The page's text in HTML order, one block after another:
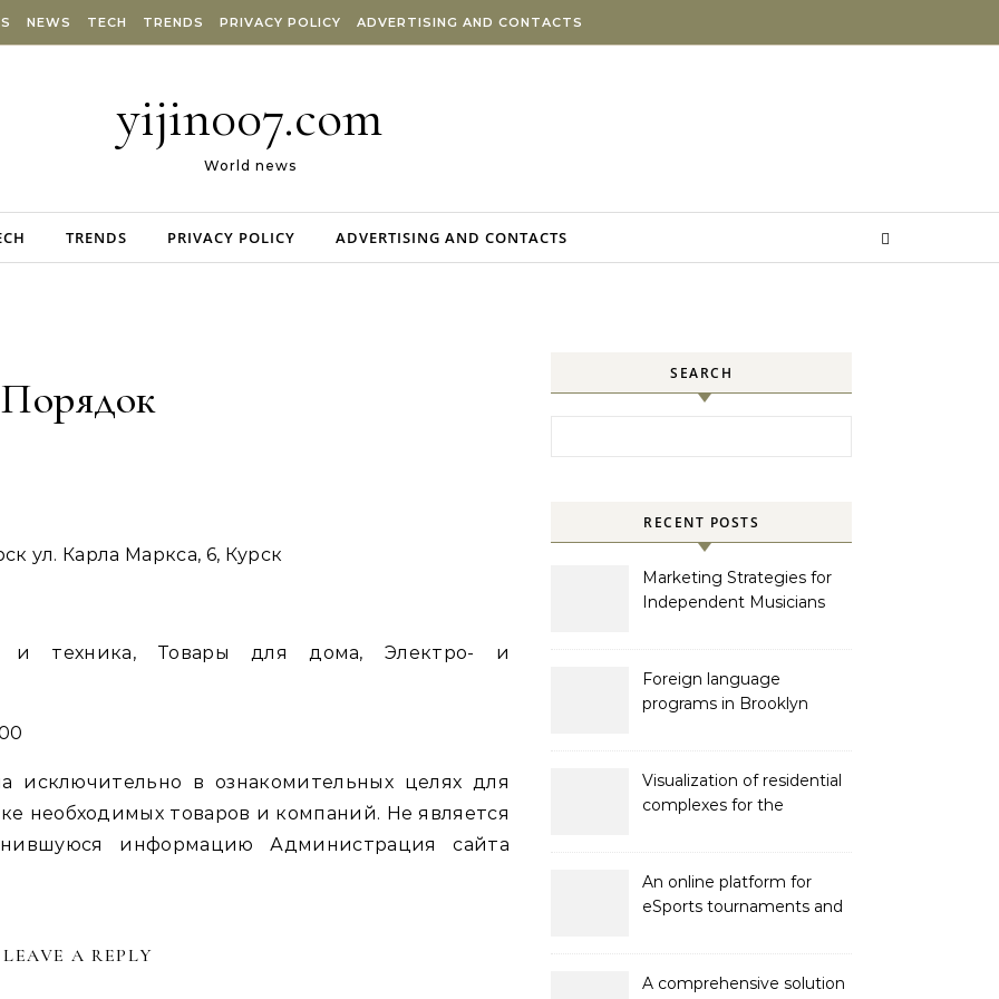
NEWS TECH TRENDS PRIVACY POLICY ADVERTISING AND CONTACTS
yijin007.com
World news
TRENDS PRIVACY POLICY ADVERTISING AND CONTACTS
Порядок
ул. Карла Маркса, 6, Курск
и техника, Товары для дома, Электро- и
исключительно в ознакомительных целях для
необходимых товаров и компаний. Не является
информацию Администрация сайта
LEAVE A REPLY
SEARCH
RECENT POSTS
Marketing Strategies for
Independent Musicians
Foreign language
programs in Brooklyn
Visualization of residential
complexes for the
An online platform for
eSports tournaments and
A comprehensive solution